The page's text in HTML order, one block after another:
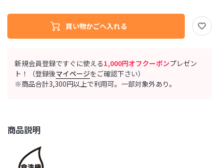
新規会員登録ですぐに使える1,000円オフクーポンプレゼン
ト！（登録後マイページをご確認下さい）
※商品合計3,300円以上で利用可。一部対象外あり。
商品説明